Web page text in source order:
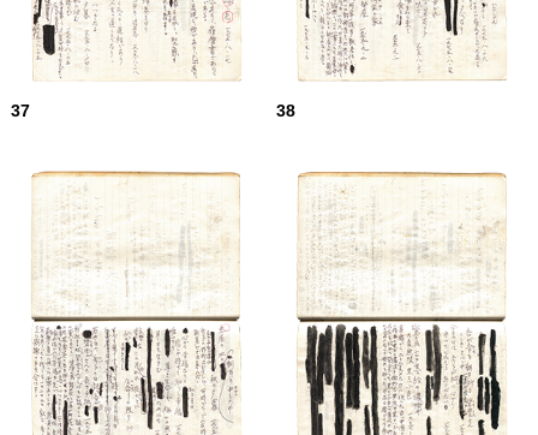
37 38